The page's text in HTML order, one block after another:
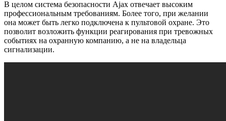
В целом система безопасности Ajax отвечает высоким
профессиональным требованиям. Более того, при желании
она может быть легко подключена к пультовой охране. Это
позволит возложить функции реагирования при тревожных
событиях на охранную компанию, а не на владельца
сигнализации.